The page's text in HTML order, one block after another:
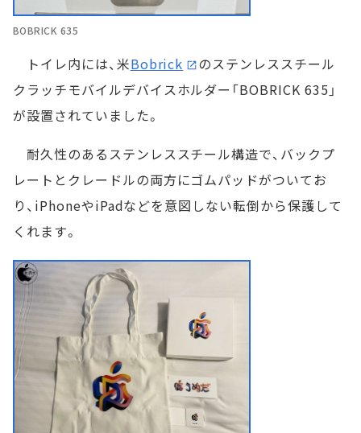
BOBRICK 635
トイレ内には、米Bobrick
のステンレススチール
クラッチモバイルデバイスホルダー「BOBRICK 635」
が設置されていました。
耐久性のあるステンレススチール構造で、バックプ
レートとクレードルの両方にゴムパッドがついてお
り、iPhoneやiPadなどを意図しない転倒から保護して
くれます。